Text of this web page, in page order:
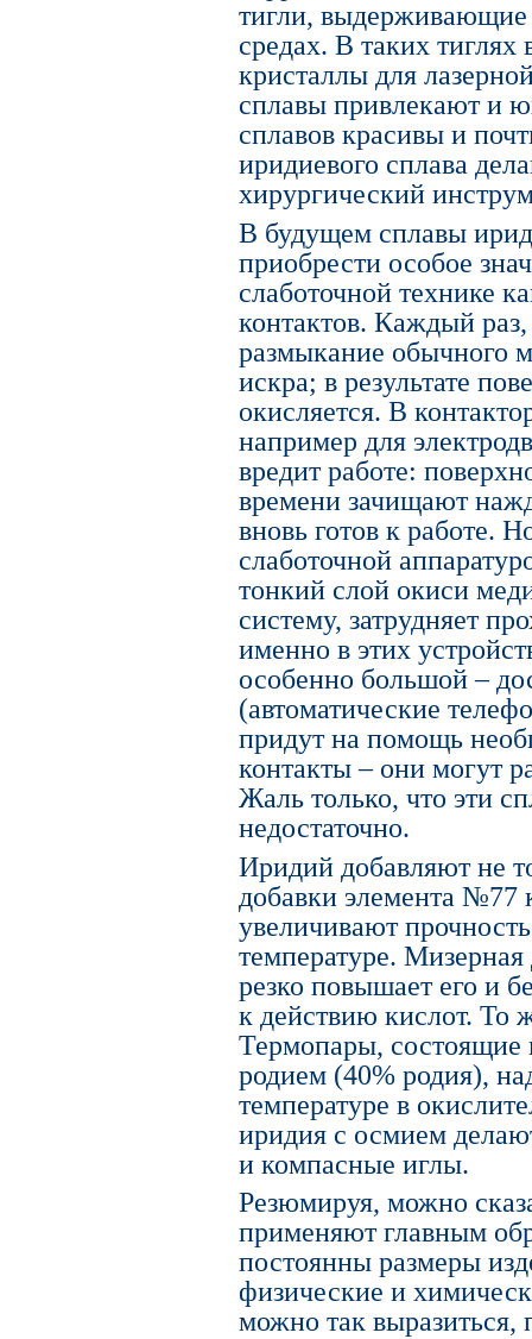
тигли, выдерживающие
средах. В таких
кристаллы для
сплавы привлекают и
сплавов красивы и
иридиевого сплава
хирургический
В будущем сплавы
приобрести особое
слаботочной технике
контактов. Каждый
размыкание обычного
искра; в результате
окисляется. В
например для
вредит работе:
времени зачищают
вновь готов к работе.
слаботочной
тонкий слой окиси
систему, затрудняет
именно в этих
особенно большой –
(автоматические
придут на помощь
контакты – они могут
Жаль только, что эти
недостаточно.
Иридий добавляют не
добавки элемента №77
увеличивают
температуре.
резко повышает его и
к действию кислот. То
Термопары, состоящие
родием (40% родия),
температуре в
иридия с осмием
и компасные иглы.
Резюмируя, можно
применяют главным
постоянны размеры
физические и
можно так